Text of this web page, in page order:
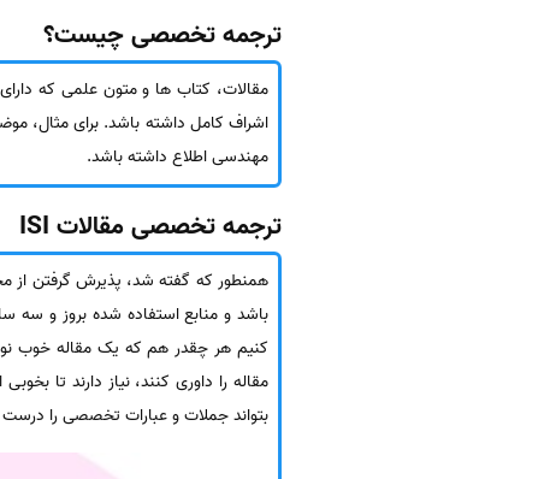
ترجمه تخصصی چیست؟
مقالات، کتاب ها و متون علمی که
اشراف کامل داشته باشد. برای مثال،
مهندسی اطلاع داشته باشد.
ترجمه تخصصی مقالات ISI
باشد و منابع استفاده شده بروز و سه
کنیم هر چقدر هم که یک مقاله خوب
مقاله را داوری کنند، نیاز دارند تا
بتواند جملات و عبارات تخصصی را